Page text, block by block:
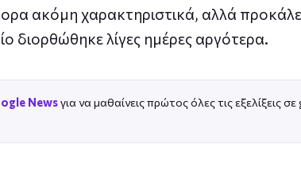
ακόμη χαρακτηριστικά, αλλά
διορθώθηκε λίγες ημέρες αργότερα.
Newsγια να μαθαίνεις πρώτος όλες τις εξελίξεις